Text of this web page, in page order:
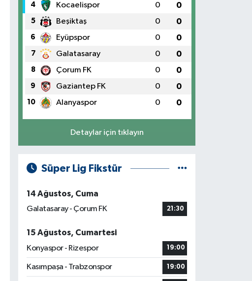
4 Kocaelispor 0 0
5 Beşiktaş 0 0
6 Eyüpspor 0 0
7 Galatasaray 0 0
8 Çorum FK 0 0
9 Gaziantep FK 0 0
10 Alanyaspor 0 0
Detaylar için tıklayın
Süper Lig Fikstür
14 Ağustos, Cuma
Galatasaray - Çorum FK
21:30
15 Ağustos, Cumartesi
Konyaspor - Rizespor
19:00
Kasımpaşa - Trabzonspor 19:00